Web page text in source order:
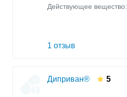
Действующее вещество:
1 отзыв
Диприван® 5